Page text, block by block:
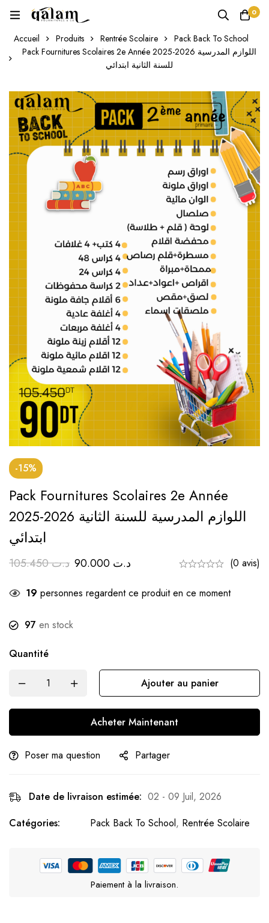
0
Accueil Produits Rentrée Scolaire
Pack Back To School
Pack Fournitures Scolaires 2e Année 2025-2026 اللوازم المدرسية
للسنة الثانية ابتدائي
-15%
Pack Fournitures Scolaires 2e Année
2025-2026 اللوازم المدرسية للسنة الثانية
ابتدائي
د.ت105.450 د.ت (0 avis)
19 personnes regardent ce produit en ce moment
97 en stock
Quantité
Ajouter au panier
Acheter Maintenant
Poser ma question Partager
Date de livraison estimée: 02 - 09 Juil, 2026
Catégories:
Pack Back To School, Rentrée Scolaire
Paiement à la livraison.